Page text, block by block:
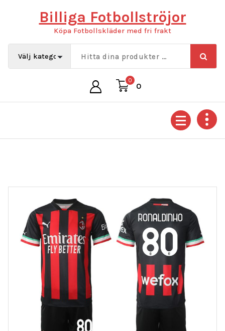
Billiga Fotbollströjor
Köpa Fotbollskläder med fri frakt
0
0